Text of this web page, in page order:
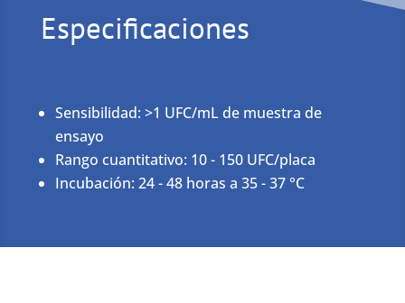
Especificaciones
Sensibilidad: >1 UFC/mL de muestra de
ensayo
Rango cuantitativo: 10 - 150 UFC/placa
Incubación: 24 - 48 horas a 35 - 37 °C